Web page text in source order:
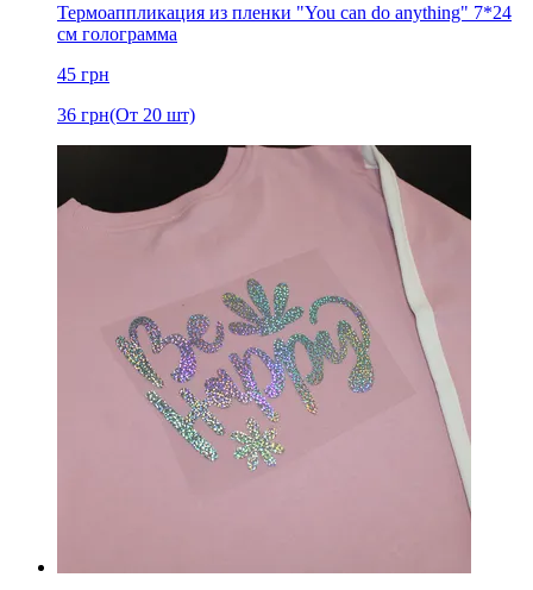
Термоаппликация из пленки "You can do anything" 7*24
см голограмма
45 грн
36 грн(От 20 шт)